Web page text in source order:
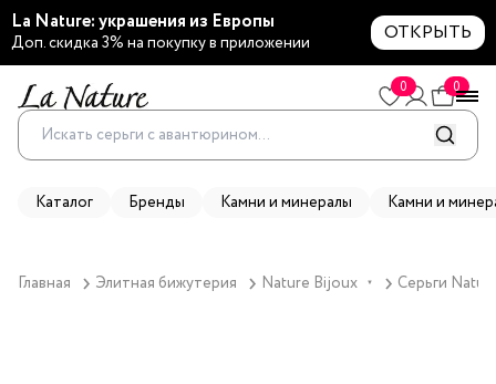
La Nature: украшения из Европы
Доп. скидка 3% на покупку в приложении ОТКРЫТЬ
0 0
Каталог Бренды Камни и минералы Камни и
Главная Элитная бижутерия Nature Bijoux ▼ Серьги